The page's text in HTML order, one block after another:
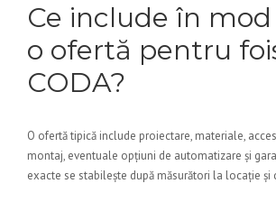
Ce include în
o ofertă pentru
CODA?
O ofertă tipică include proiectare, materiale,
montaj, eventuale opțiuni de automatizare și
exacte se stabilește după măsurători la locație